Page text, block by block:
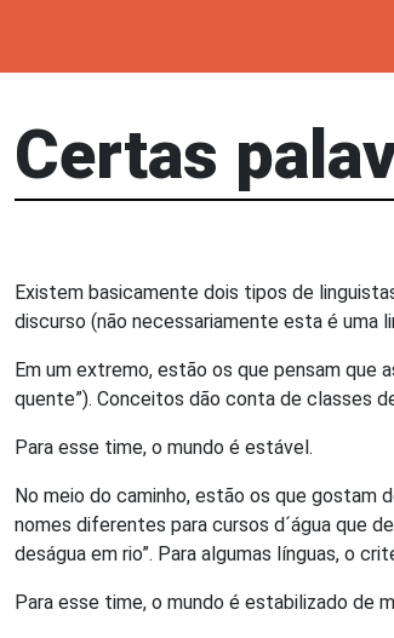
Certas
Existem basicamente dois tipos de
discurso (não necessariamente esta é uma
Em um extremo, estão os que pensam que
quente”). Conceitos dão conta de classes
Para esse time, o mundo é estável.
No meio do caminho, estão os que gostam
nomes diferentes para cursos d´água que
deságua em rio”. Para algumas línguas, o
Para esse time, o mundo é estabilizado de